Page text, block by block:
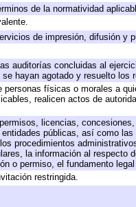
de la normatividad
de impresión, difusión y
auditorías concluidas al
hayan agotado y resuelto los
físicas o morales a
realicen actos de
licencias,
públicas, así como
procedimientos
la información al respecto
o permiso, el fundamento
restringida.